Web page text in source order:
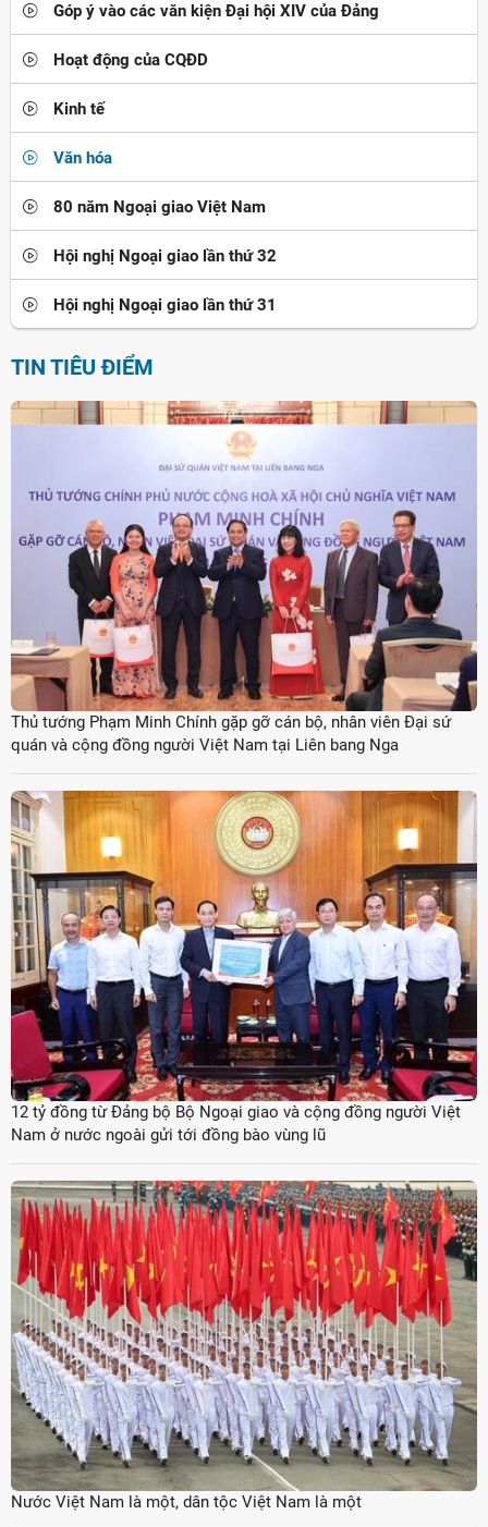
Góp ý vào các văn kiện Đại hội XIV của Đảng
Hoạt động của CQĐD
Kinh tế
Văn hóa
80 năm Ngoại giao Việt Nam
Hội nghị Ngoại giao lần thứ 32
Hội nghị Ngoại giao lần thứ 31
TIN TIÊU ĐIỂM
Thủ tướng Phạm Minh Chính gặp gỡ cán bộ, nhân viên Đại sứ
quán và cộng đồng người Việt Nam tại Liên bang Nga
12 tỷ đồng từ Đảng bộ Bộ Ngoại giao và cộng đồng người Việt
Nam ở nước ngoài gửi tới đồng bào vùng lũ
Nước Việt Nam là một, dân tộc Việt Nam là một